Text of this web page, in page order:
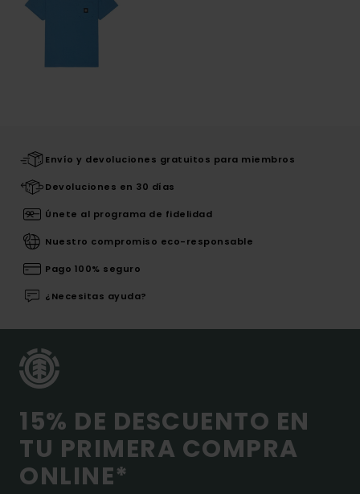
Envío y devoluciones gratuitos para miembros
Devoluciones en 30 días
Únete al programa de fidelidad
Nuestro compromiso eco-responsable
Pago 100% seguro
¿Necesitas ayuda?
15% DE DESCUENTO EN
TU PRIMERA COMPRA
ONLINE*